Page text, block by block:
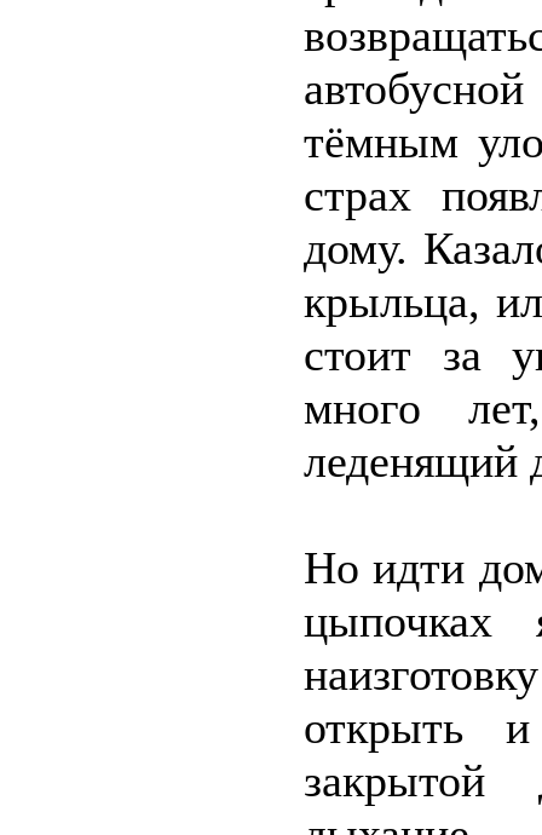
тёмным
страх
дому.
крыльца,
стоит за
много
леденящий
Но идти
цыпочках
открыть